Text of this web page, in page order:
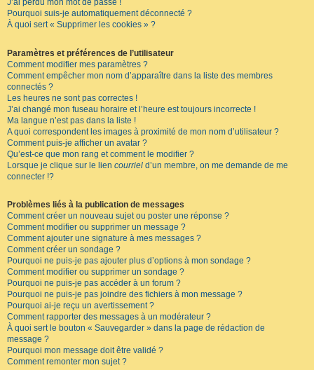
J’ai perdu mon mot de passe !
Pourquoi suis-je automatiquement déconnecté ?
À quoi sert « Supprimer les cookies » ?
Paramètres et préférences de l’utilisateur
Comment modifier mes paramètres ?
Comment empêcher mon nom d’apparaître dans la liste des membres
connectés ?
Les heures ne sont pas correctes !
J’ai changé mon fuseau horaire et l’heure est toujours incorrecte !
Ma langue n’est pas dans la liste !
A quoi correspondent les images à proximité de mon nom d’utilisateur ?
Comment puis-je afficher un avatar ?
Qu’est-ce que mon rang et comment le modifier ?
Lorsque je clique sur le lien courriel d’un membre, on me demande de me
connecter !?
Problèmes liés à la publication de messages
Comment créer un nouveau sujet ou poster une réponse ?
Comment modifier ou supprimer un message ?
Comment ajouter une signature à mes messages ?
Comment créer un sondage ?
Pourquoi ne puis-je pas ajouter plus d’options à mon sondage ?
Comment modifier ou supprimer un sondage ?
Pourquoi ne puis-je pas accéder à un forum ?
Pourquoi ne puis-je pas joindre des fichiers à mon message ?
Pourquoi ai-je reçu un avertissement ?
Comment rapporter des messages à un modérateur ?
À quoi sert le bouton « Sauvegarder » dans la page de rédaction de
message ?
Pourquoi mon message doit être validé ?
Comment remonter mon sujet ?